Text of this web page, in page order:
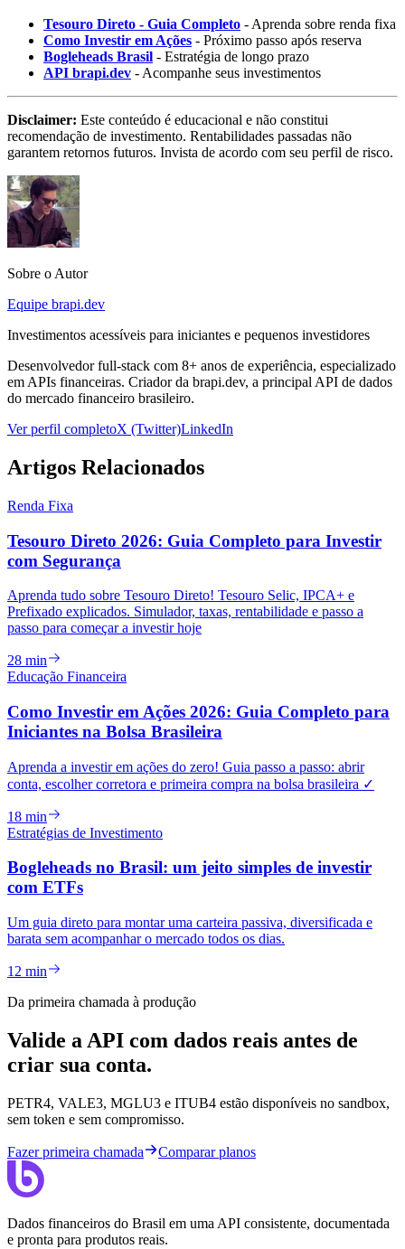
Tesouro Direto - Guia Completo - Aprenda sobre renda fixa
Como Investir em Ações - Próximo passo após reserva
Bogleheads Brasil - Estratégia de longo prazo
API brapi.dev - Acompanhe seus investimentos
Disclaimer: Este conteúdo é educacional e não constitui
recomendação de investimento. Rentabilidades passadas não
garantem retornos futuros. Invista de acordo com seu perfil de risco.
Sobre o Autor
Equipe brapi.dev
Investimentos acessíveis para iniciantes e pequenos investidores
Desenvolvedor full-stack com 8+ anos de experiência, especializado
em APIs financeiras. Criador da brapi.dev, a principal API de dados
do mercado financeiro brasileiro.
Ver perfil completoX (Twitter)LinkedIn
Artigos Relacionados
Renda Fixa
Tesouro Direto 2026: Guia Completo para Investir
com Segurança
Aprenda tudo sobre Tesouro Direto! Tesouro Selic, IPCA+ e
Prefixado explicados. Simulador, taxas, rentabilidade e passo a
passo para começar a investir hoje
28 min
Educação Financeira
Como Investir em Ações 2026: Guia Completo para
Iniciantes na Bolsa Brasileira
Aprenda a investir em ações do zero! Guia passo a passo: abrir
conta, escolher corretora e primeira compra na bolsa brasileira ✓
18 min
Estratégias de Investimento
Bogleheads no Brasil: um jeito simples de investir
com ETFs
Um guia direto para montar uma carteira passiva, diversificada e
barata sem acompanhar o mercado todos os dias.
12 min
Da primeira chamada à produção
Valide a API com dados reais antes de
criar sua conta.
PETR4, VALE3, MGLU3 e ITUB4 estão disponíveis no sandbox,
sem token e sem compromisso.
Fazer primeira chamada Comparar planos
Dados financeiros do Brasil em uma API consistente, documentada
e pronta para produtos reais.